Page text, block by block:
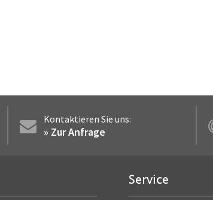
Kontaktieren Sie uns:
» Zur Anfrage
Service